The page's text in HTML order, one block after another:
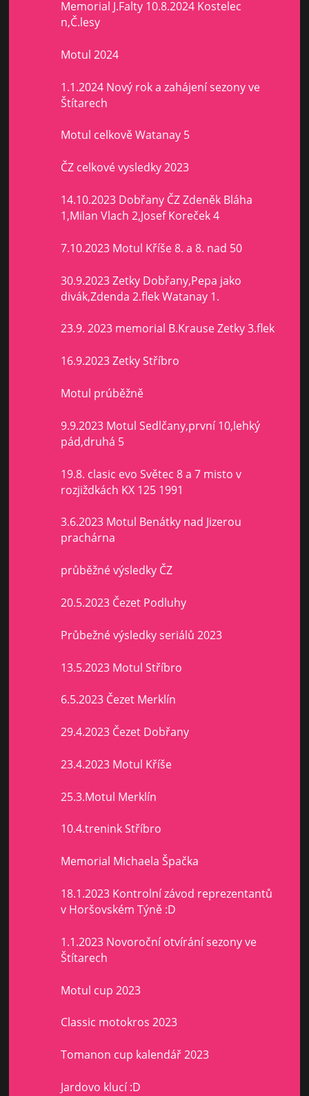
Memorial J.Falty 10.8.2024 Kostelec
n,Č.lesy
Motul 2024
1.1.2024 Nový rok a zahájení sezony ve
Štítarech
Motul celkově Watanay 5
ČZ celkové vysledky 2023
14.10.2023 Dobřany ČZ Zdeněk Bláha
1,Milan Vlach 2,Josef Koreček 4
7.10.2023 Motul Kříše 8. a 8. nad 50
30.9.2023 Zetky Dobřany,Pepa jako
divák,Zdenda 2.flek Watanay 1.
23.9. 2023 memorial B.Krause Zetky 3.flek
16.9.2023 Zetky Stříbro
Motul prúběžně
9.9.2023 Motul Sedlčany,první 10,lehký
pád,druhá 5
19.8. clasic evo Světec 8 a 7 misto v
rozjiždkách KX 125 1991
3.6.2023 Motul Benátky nad Jizerou
prachárna
průběžné výsledky ČZ
20.5.2023 Čezet Podluhy
Průbežné výsledky seriálů 2023
13.5.2023 Motul Stříbro
6.5.2023 Čezet Merklín
29.4.2023 Čezet Dobřany
23.4.2023 Motul Kříše
25.3.Motul Merklín
10.4.trenink Stříbro
Memorial Michaela Špačka
18.1.2023 Kontrolní závod reprezentantů
v Horšovském Týně :D
1.1.2023 Novoroční otvírání sezony ve
Štítarech
Motul cup 2023
Classic motokros 2023
Tomanon cup kalendář 2023
Jardovo klucí :D